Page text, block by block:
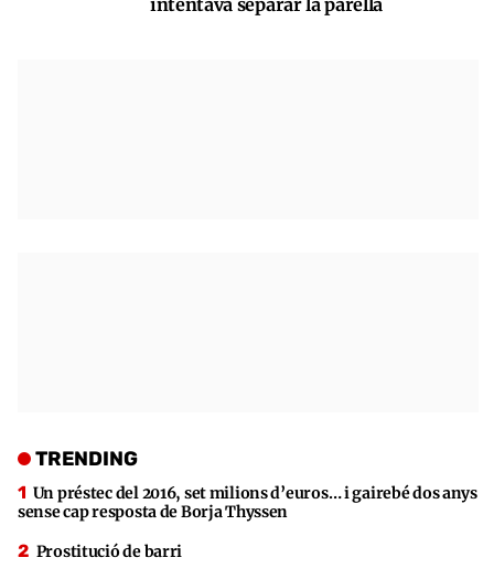
TRENDING
Un préstec del 2016, set milions d’euros… i gairebé dos anys
sense cap resposta de Borja Thyssen
Prostitució de barri